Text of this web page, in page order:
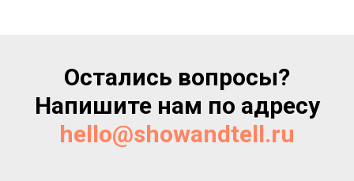
Остались вопросы?
Напишите нам по адресу
hello@showandtell.ru